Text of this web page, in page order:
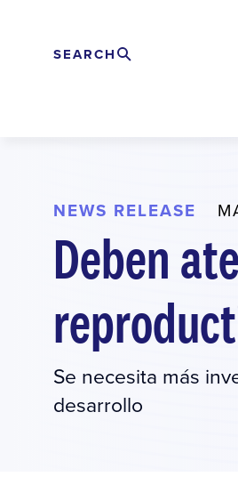
Buscar
EXPAND
SEARCH
NEWS RELEASE
Deben
Se necesita más
desarrollo